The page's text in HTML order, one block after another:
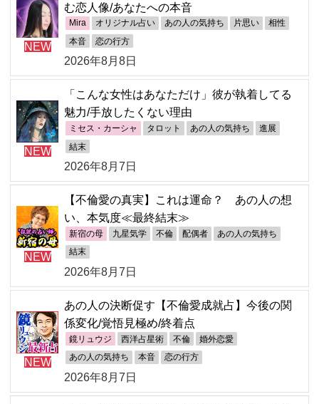
NEW
む恋人像/あなたへの本音
Mira オリジナル占い あの人の気持ち 片思い 相性
本音 恋の行方
2026年8月8日
NEW
「こんな女性はあなただけ」彼が執着してる
魅力/手放したくない理由
ミセス・カーシャ タロット あの人の気持ち 進展
結末
2026年8月7日
NEW
【不倫愛の真実】これは運命？ あの人の想
い、本気度≪最終結末≫
新宿の母 九星気学 不倫 配偶者 あの人の気持ち
結末
2026年8月7日
NEW
あの人の決断促す【不倫愛成就占】今後の関
係変化/覚悟見極め/終着点
鏡リュウジ 西洋占星術 不倫 婚外恋愛
あの人の気持ち 本音 恋の行方
2026年8月7日